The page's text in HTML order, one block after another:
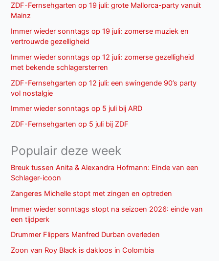
ZDF-Fernsehgarten op 19 juli: grote Mallorca-party vanuit
Mainz
Immer wieder sonntags op 19 juli: zomerse muziek en
vertrouwde gezelligheid
Immer wieder sonntags op 12 juli: zomerse gezelligheid
met bekende schlagersterren
ZDF-Fernsehgarten op 12 juli: een swingende 90’s party
vol nostalgie
Immer wieder sonntags op 5 juli bij ARD
ZDF-Fernsehgarten op 5 juli bij ZDF
Populair deze week
Breuk tussen Anita & Alexandra Hofmann: Einde van een
Schlager-icoon
Zangeres Michelle stopt met zingen en optreden
Immer wieder sonntags stopt na seizoen 2026: einde van
een tijdperk
Drummer Flippers Manfred Durban overleden
Zoon van Roy Black is dakloos in Colombia